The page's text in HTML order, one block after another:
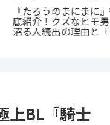
サナナジミとカノジ
』ただの三角関係じ
い、秘密が渦巻くセ
上BL『騎士